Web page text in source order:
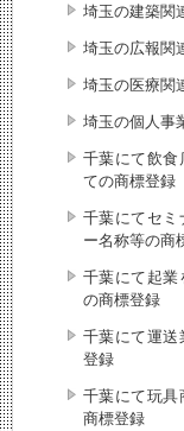
埼玉の建築関
埼玉の広報関
埼玉の医療関
埼玉の個人事
千葉にて飲食
ての商標登録
千葉にてセミ
ー名称等の商
千葉にて起業
の商標登録
千葉にて運送
登録
千葉にて玩具
商標登録